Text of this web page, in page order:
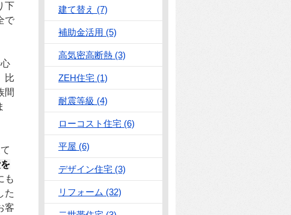
下
で
比
間
も
た
客
建て替え (7)
補助金活用 (5)
高気密高断熱 (3)
ZEH住宅 (1)
耐震等級 (4)
ローコスト住宅 (6)
平屋 (6)
デザイン住宅 (3)
リフォーム (32)